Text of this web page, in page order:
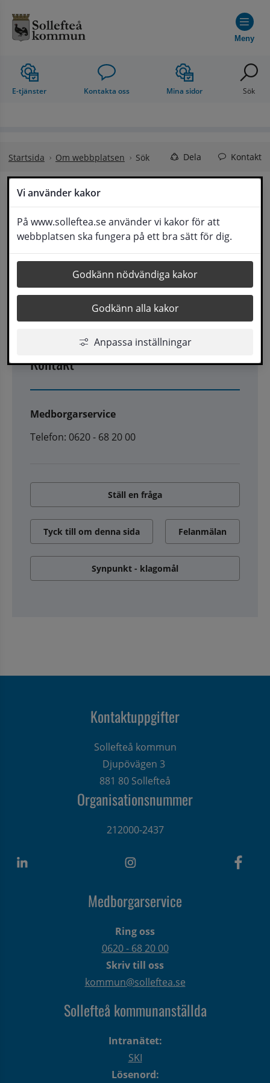
Vi använder kakor
På www.solleftea.se använder vi kakor för att
webbplatsen ska fungera på ett bra sätt för dig.
Godkänn nödvändiga kakor
Godkänn alla kakor
Anpassa inställningar
Meny
E-tjänster Kontakta oss Mina sidor Sök
Startsida Om webbplatsen Sök Dela Kontakt
Lyssna
Sök på webbplatsen
7 oktober 2025
Kontakt
Medborgarservice
Telefon: 0620 - 68 20 00
Ställ en fråga
Tyck till om denna sida Felanmälan
Synpunkt - klagomål
Kontaktuppgifter
Sollefteå kommun
Djupövägen 3
881 80 Sollefteå
Organisationsnummer
212000-2437
Medborgarservice
Ring oss
0620 - 68 20 00
Skriv till oss
kommun@solleftea.se
Sollefteå kommunanställda
Intranätet:
SKI
Lösenord: